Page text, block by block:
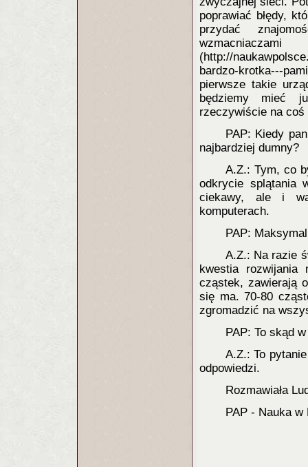
poprawiać błędy,
przydać
(http://
bardzo-krotka---
pierwsze takie
będziemy mieć
rzeczywiście na coś
PAP: Kiedy
najbardziej dumny?
A.Z.: Tym, co
odkrycie splątania
ciekawy, ale i
komputerach.
PAP:
A.Z.: Na razie
kwestia rozwijania
cząstek, zawierają
się ma. 70-80
zgromadzić na
PAP: To skąd
A.Z.: To
odpowiedzi.
Rozmawiała
PAP - Nauka w